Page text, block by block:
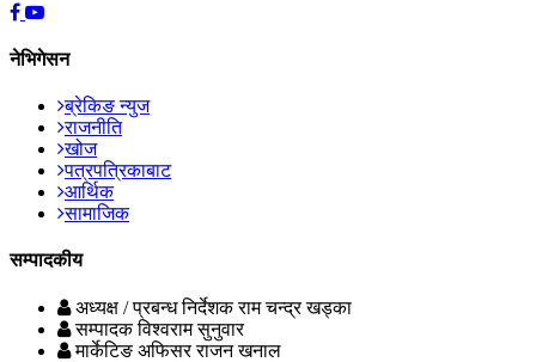
नेभिगेसन
ब्रेकिङ न्युज
राजनीति
खोज
पत्रपत्रिकाबाट
आर्थिक
सामाजिक
सम्पादकीय
अध्यक्ष / प्रबन्ध निर्देशक राम चन्द्र खड्का
सम्पादक विश्वराम सुनुवार
मार्केटिङ अफिसर राजन खनाल